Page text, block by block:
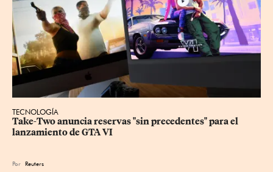
TECNOLOGÍA
Take-Two anuncia reservas "sin precedentes" para el
lanzamiento de GTA VI
Por Reuters